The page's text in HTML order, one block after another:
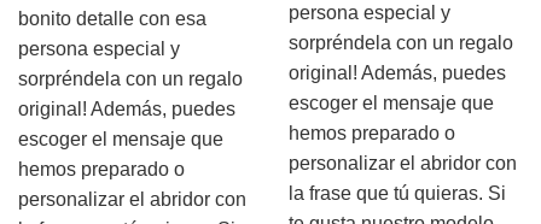
bonito detalle con esa
persona especial y
sorpréndela con un regalo
original! Además, puedes
escoger el mensaje que
hemos preparado o
personalizar el abridor con
persona especial y
sorpréndela con un regalo
original! Además, puedes
escoger el mensaje que
hemos preparado o
personalizar el abridor con
la frase que tú quieras. Si